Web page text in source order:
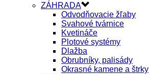
ZÁHRADA
Odvodňovacie žľaby
Svahové tvárnice
Kvetináče
Plotové systémy
Dlažba
Obrubníky, palisády
Okrasné kamene a štrky